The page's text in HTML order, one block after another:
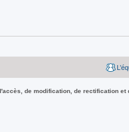
de modification, de rectification